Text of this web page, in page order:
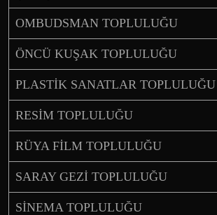
OMBUDSMAN TOPLULUĞU
ÖNCÜ KUŞAK TOPLULUĞU
PLASTİK SANATLAR TOPLULUĞU
RESİM TOPLULUĞU
RÜYA FİLM TOPLULUĞU
SARAY GEZİ TOPLULUĞU
SİNEMA TOPLULUĞU